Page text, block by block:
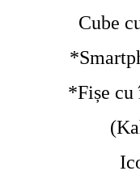
Cube
*Fișe cu